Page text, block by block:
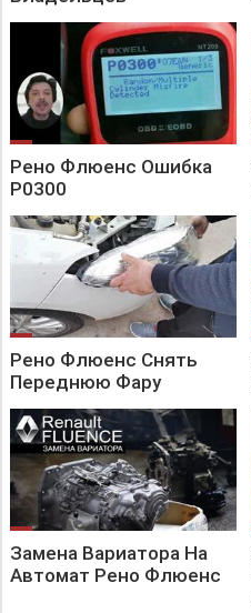
Рено Флюенс Ошибка
P0300
Рено Флюенс Снять
Переднюю Фару
Замена Вариатора На
Автомат Рено Флюенс